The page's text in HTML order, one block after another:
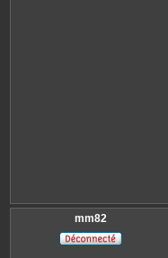
mm82